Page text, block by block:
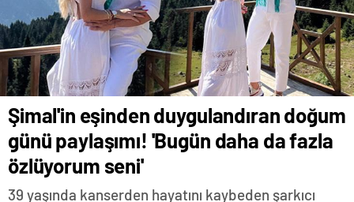
Şimal'in eşinden duygulandıran doğum
günü paylaşımı! 'Bugün daha da fazla
özlüyorum seni'
39 yaşında kanserden hayatını kaybeden şarkıcı